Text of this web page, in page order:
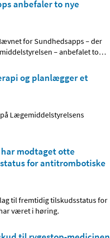
anbefaler to nye
for Sundhedsapps – der
– anbefalet to…
og planlægger et
Lægemiddelstyrelsens
modtaget otte
for antitrombotiske
til fremtidig tilskudsstatus for
været i høring.